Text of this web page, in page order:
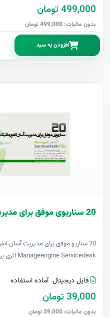
499,000 تومان
بدون مالیات: 499,000 تومان
افزودن به سبد
20 سناریوی موفق برای مدیریت آسان انفورماتیک
20 سناریو موفق برای مدیریت آسان
Manageengine Servicedesk اثری برای تمام..
فایل دیجیتال آماده استفاده
39,000 تومان
بدون مالیات: 39,000 تومان